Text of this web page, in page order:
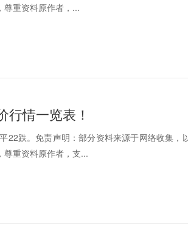
尊重资料原作者，...
情一览表！
22跌。免责声明：部分资料来源于网络收集，
尊重资料原作者，支...